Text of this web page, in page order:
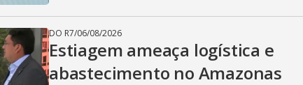
DO R7/06/08/2026
Estiagem ameaça logística e
abastecimento no Amazonas